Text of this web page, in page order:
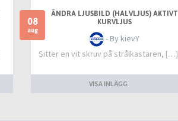
08
aug
ÄNDRA LJUSBILD (HALVLJUS) AKTIVT
KURVLJUS
- By kievY
Sitter en vit skruv på strålkastaren, […]
VISA INLÄGG